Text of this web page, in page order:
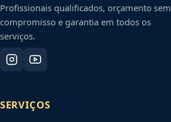
Profissionais qualificados, orçamento sem
compromisso e garantia em todos os
serviços.
SERVIÇOS